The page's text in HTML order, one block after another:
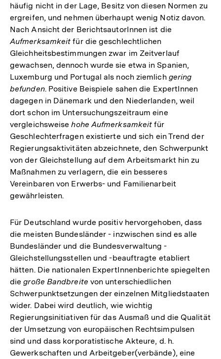
häufig nicht in der Lage, Besitz von diesen Normen zu
ergreifen, und nehmen überhaupt wenig Notiz davon.
Nach Ansicht der BerichtsautorInnen ist die
Aufmerksamkeit für die geschlechtlichen
Gleichheitsbestimmungen zwar im Zeitverlauf
gewachsen, dennoch wurde sie etwa in Spanien,
Luxemburg und Portugal als noch ziemlich gering
befunden. Positive Beispiele sahen die ExpertInnen
dagegen in Dänemark und den Niederlanden, weil
dort schon im Untersuchungszeitraum eine
vergleichsweisehohe Aufmerksamkeit für
Geschlechterfragen existierte und sich ein Trend der
Regierungsaktivitäten abzeichnete, den Schwerpunkt
von der Gleichstellung auf dem Arbeitsmarkt hin zu
Maßnahmen zu verlagern, die ein besseres
Vereinbaren von Erwerbs- und Familienarbeit
gewährleisten.
Für Deutschland wurde positiv hervorgehoben, dass
die meisten Bundesländer - inzwischen sind es alle
Bundesländer und die Bundesverwaltung -
Gleichstellungsstellen und -beauftragte etabliert
hätten. Die nationalen ExpertInnenberichte spiegelten
diegroße Bandbreite von unterschiedlichen
Schwerpunktsetzungen der einzelnen Mitgliedstaaten
wider. Dabei wird deutlich, wie wichtig
Regierungsinitiativen für das Ausmaß und die Qualität
der Umsetzung von europäischen Rechtsimpulsen
sind und dass korporatistische Akteure, d. h.
Gewerkschaften und Arbeitgeber(verbände), eine